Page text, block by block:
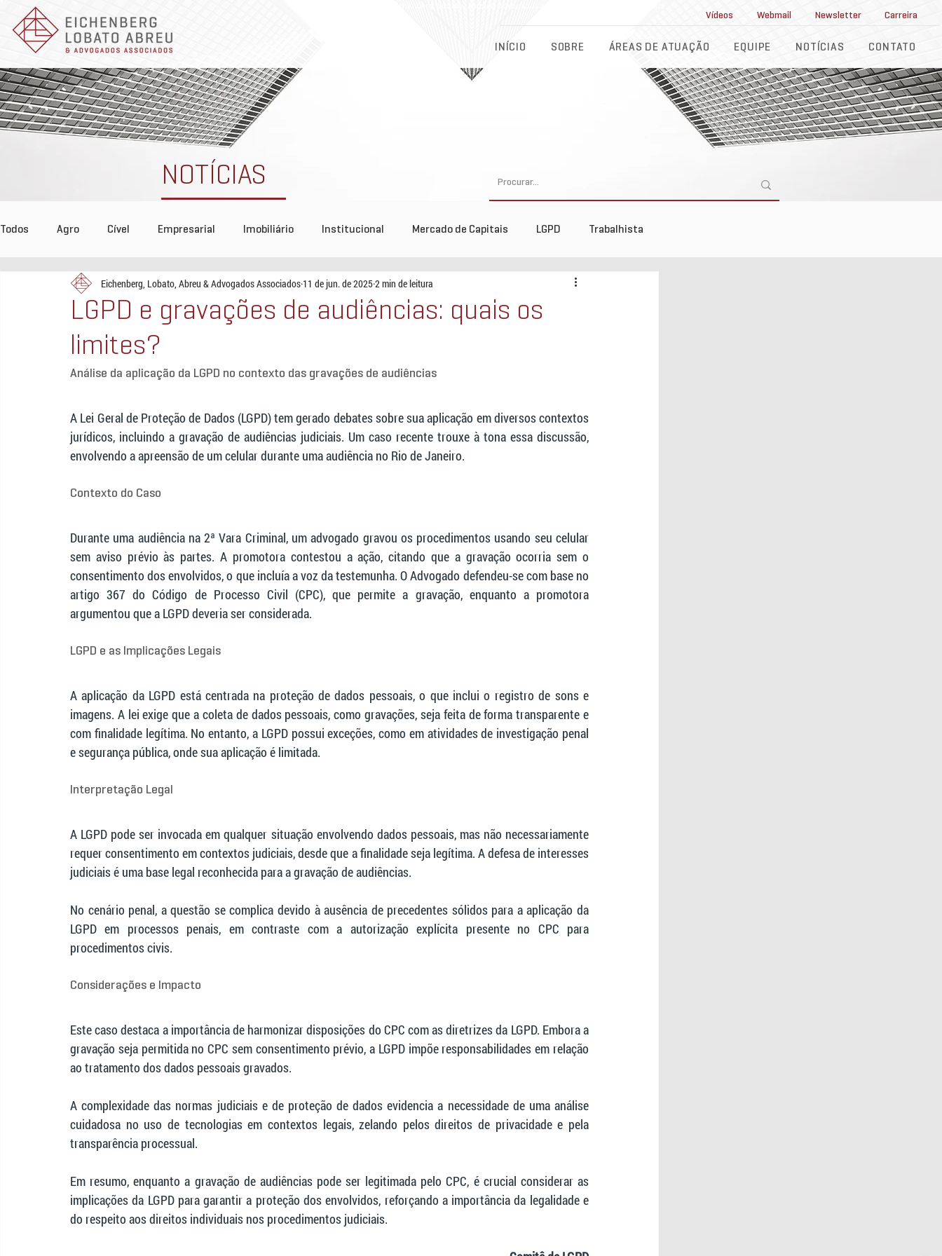
Vídeos Webmail Newsletter Carreira
INÍCIO SOBRE ÁREAS DE ATUAÇÃO EQUIPE NOTÍCIAS CONTATO
NOTÍCIAS
Todos Agro Cível Empresarial Imobiliário Institucional Mercado de Capitais LGPD Trabalhista
Tributário COVID-19 Reconhecimento Eventos
LGPD e gravações de audiências: quais os
limites?
Eichenberg, Lobato, Abreu & Advogados Associados 11 de jun. de 20252 min de leitura
Análise da aplicação da LGPD no contexto das gravações de audiências
A Lei Geral de Proteção de Dados (LGPD) tem gerado debates sobre sua aplicação em diversos contextos
jurídicos, incluindo a gravação de audiências judiciais. Um caso recente trouxe à tona essa discussão,
envolvendo a apreensão de um celular durante uma audiência no Rio de Janeiro.
Contexto do Caso
Durante uma audiência na 2ª Vara Criminal, um advogado gravou os procedimentos usando seu celular
sem aviso prévio às partes. A promotora contestou a ação, citando que a gravação ocorria sem o
consentimento dos envolvidos, o que incluía a voz da testemunha. O Advogado defendeu-se com base no
artigo 367 do Código de Processo Civil (CPC), que permite a gravação, enquanto a promotora
argumentou que a LGPD deveria ser considerada.
LGPD e as Implicações Legais
A aplicação da LGPD está centrada na proteção de dados pessoais, o que inclui o registro de sons e
imagens. A lei exige que a coleta de dados pessoais, como gravações, seja feita de forma transparente e
com finalidade legítima. No entanto, a LGPD possui exceções, como em atividades de investigação penal
e segurança pública, onde sua aplicação é limitada.
Interpretação Legal
A LGPD pode ser invocada em qualquer situação envolvendo dados pessoais, mas não necessariamente
requer consentimento em contextos judiciais, desde que a finalidade seja legítima. A defesa de interesses
judiciais é uma base legal reconhecida para a gravação de audiências.
No cenário penal, a questão se complica devido à ausência de precedentes sólidos para a aplicação da
LGPD em processos penais, em contraste com a autorização explícita presente no CPC para
procedimentos civis.
Considerações e Impacto
Este caso destaca a importância de harmonizar disposições do CPC com as diretrizes da LGPD. Embora a
gravação seja permitida no CPC sem consentimento prévio, a LGPD impõe responsabilidades em relação
ao tratamento dos dados pessoais gravados.
A complexidade das normas judiciais e de proteção de dados evidencia a necessidade de uma análise
cuidadosa no uso de tecnologias em contextos legais, zelando pelos direitos de privacidade e pela
transparência processual.
Em resumo, enquanto a gravação de audiências pode ser legitimada pelo CPC, é crucial considerar as
implicações da LGPD para garantir a proteção dos envolvidos, reforçando a importância da legalidade e
do respeito aos direitos individuais nos procedimentos judiciais.